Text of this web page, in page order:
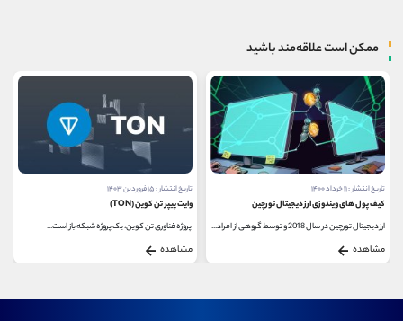
ممکن است علاقه‌مند باشید
تاریخ انتشار : ۱۱ خرداد ۱۴۰۰
کیف پول های ویندوزی ارز دیجیتال تورچین
ارز دیجیتال تورچین در سال 2018 و توسط گروهی از افراد...
مشاهده
تاریخ انتشار : ۱۵ فروردین ۱۴۰۳
وایت پیپر تن کوین (TON)
پروژه فناوری تن کوین، یک پروژه شبکه باز است...
مشاهده